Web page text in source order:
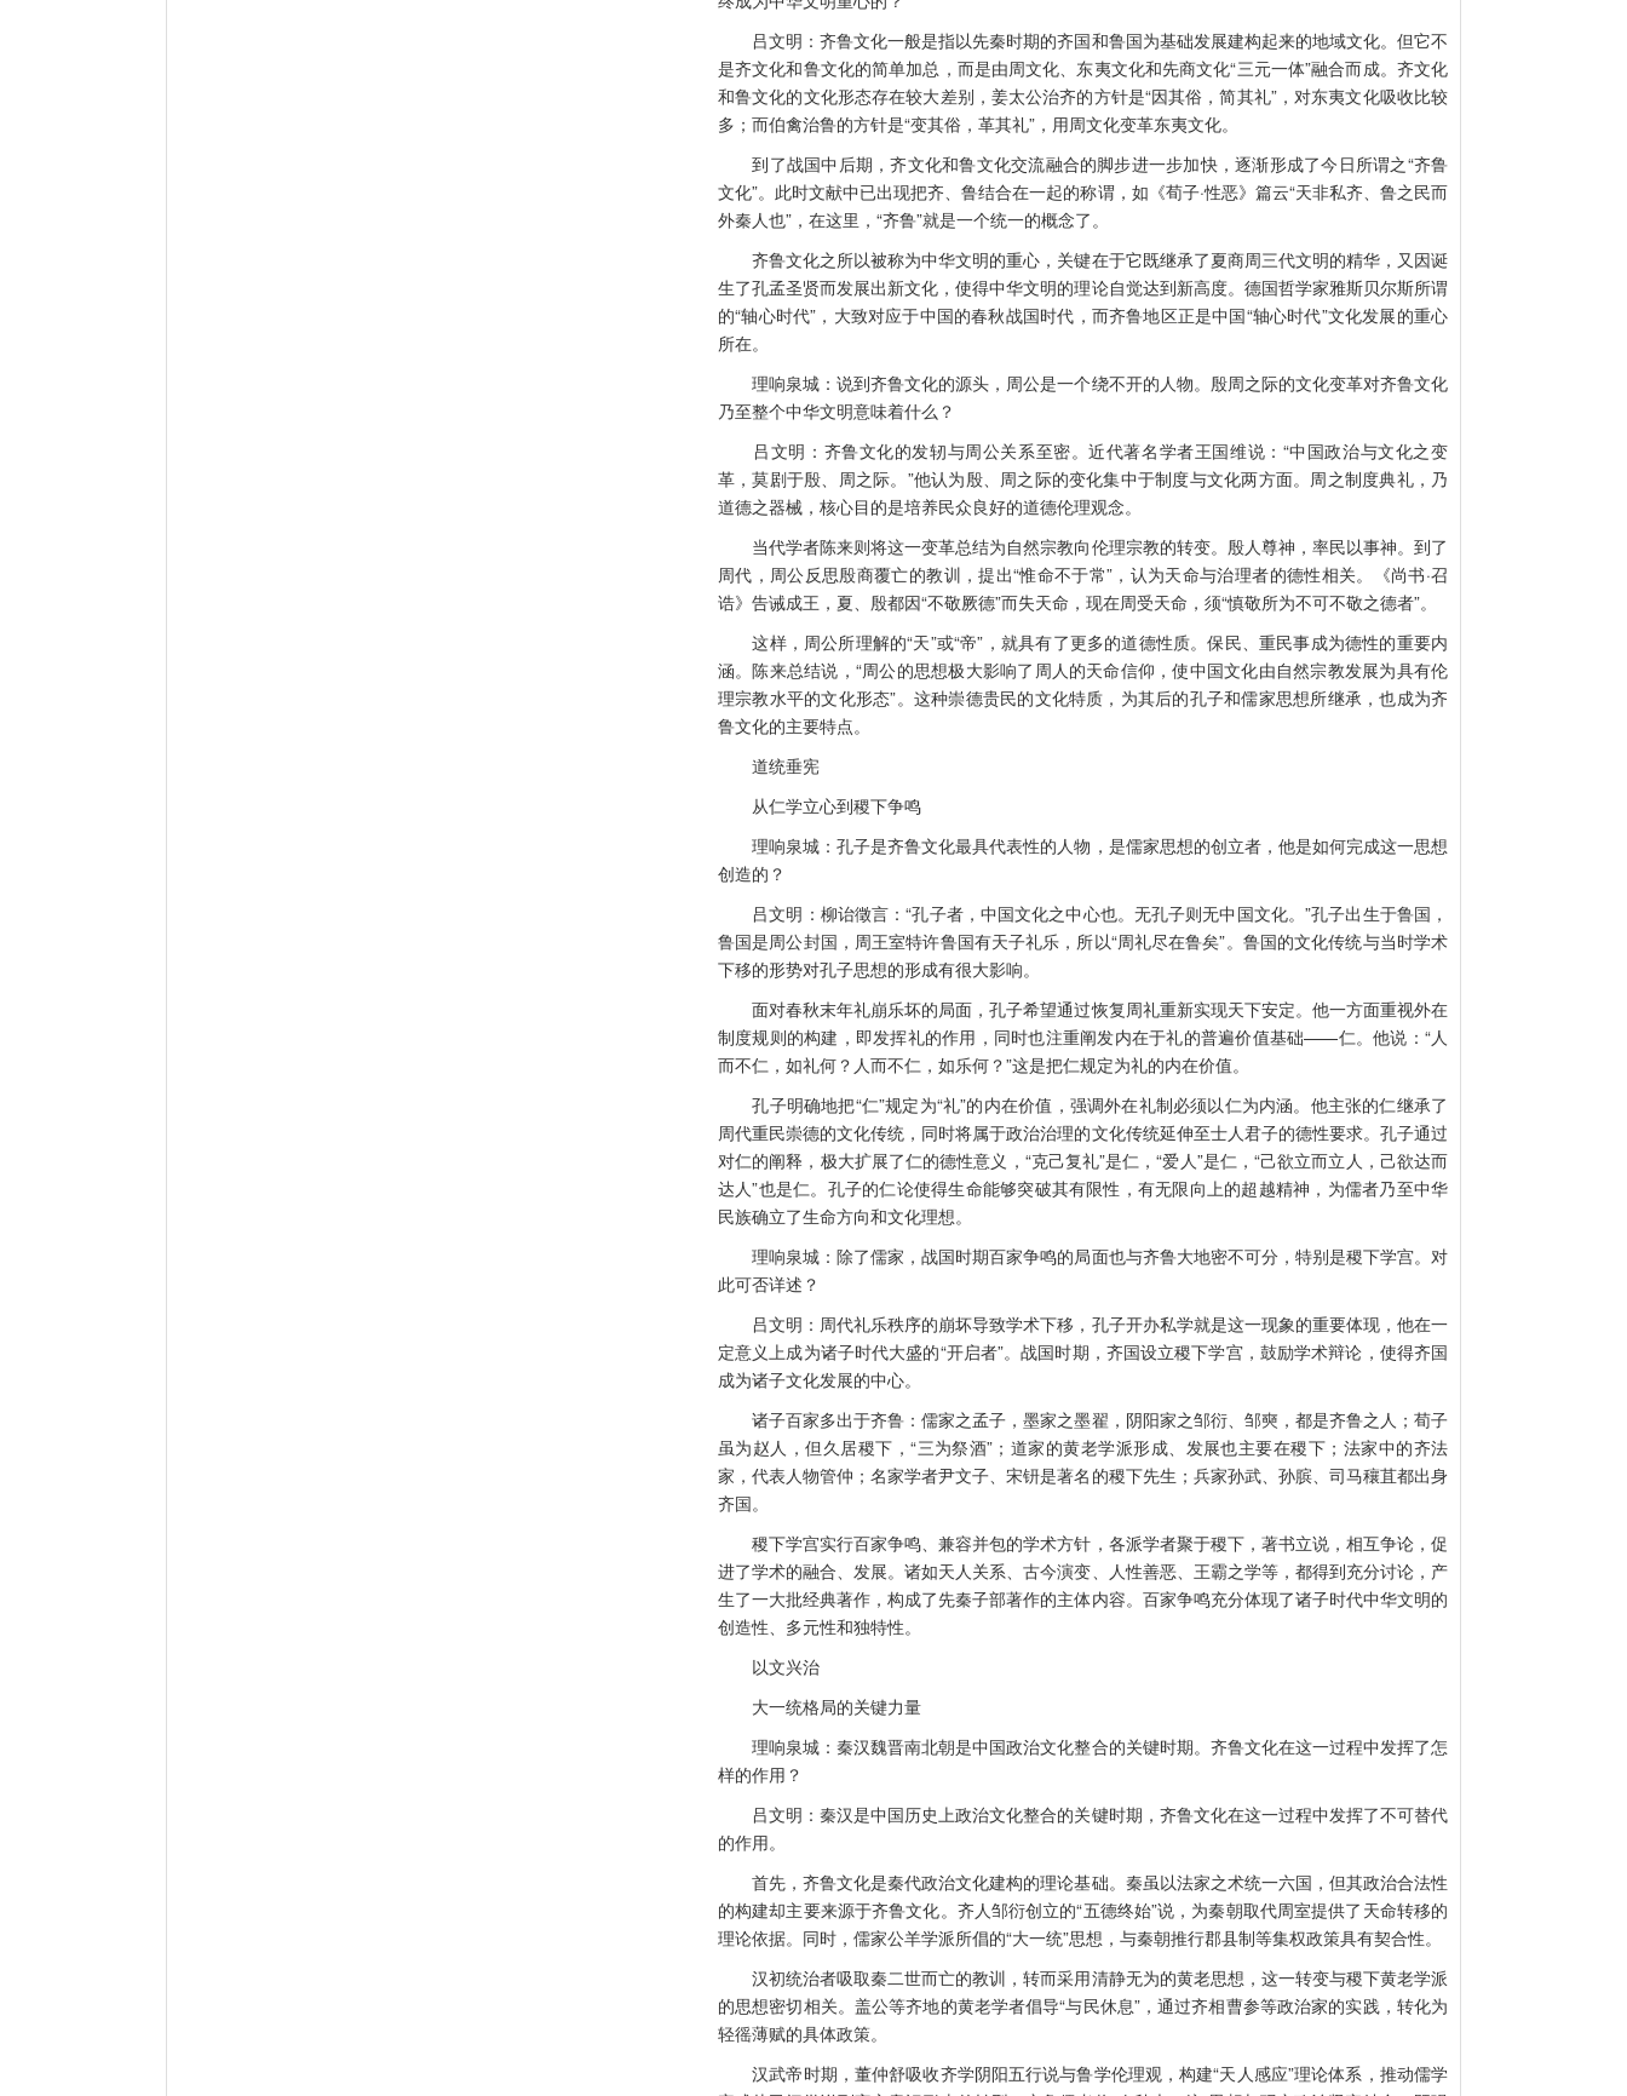
吕文明：齐鲁文化一般是指以先秦时期的齐国和鲁国为基础发展建构起来的地域文化。但它不
是齐文化和鲁文化的简单加总，而是由周文化、东夷文化和先商文化“三元一体”融合而成。齐文化
和鲁文化的文化形态存在较大差别，姜太公治齐的方针是“因其俗，简其礼”，对东夷文化吸收比较
多；而伯禽治鲁的方针是“变其俗，革其礼”，用周文化变革东夷文化。
到了战国中后期，齐文化和鲁文化交流融合的脚步进一步加快，逐渐形成了今日所谓之“齐鲁
文化”。此时文献中已出现把齐、鲁结合在一起的称谓，如《荀子·性恶》篇云“天非私齐、鲁之民而
外秦人也”，在这里，“齐鲁”就是一个统一的概念了。
齐鲁文化之所以被称为中华文明的重心，关键在于它既继承了夏商周三代文明的精华，又因诞
生了孔孟圣贤而发展出新文化，使得中华文明的理论自觉达到新高度。德国哲学家雅斯贝尔斯所谓
的“轴心时代”，大致对应于中国的春秋战国时代，而齐鲁地区正是中国“轴心时代”文化发展的重心
所在。
理响泉城：说到齐鲁文化的源头，周公是一个绕不开的人物。殷周之际的文化变革对齐鲁文化
乃至整个中华文明意味着什么？
吕文明：齐鲁文化的发轫与周公关系至密。近代著名学者王国维说：“中国政治与文化之变
革，莫剧于殷、周之际。”他认为殷、周之际的变化集中于制度与文化两方面。周之制度典礼，乃
道德之器械，核心目的是培养民众良好的道德伦理观念。
当代学者陈来则将这一变革总结为自然宗教向伦理宗教的转变。殷人尊神，率民以事神。到了
周代，周公反思殷商覆亡的教训，提出“惟命不于常”，认为天命与治理者的德性相关。《尚书·召
诰》告诫成王，夏、殷都因“不敬厥德”而失天命，现在周受天命，须“慎敬所为不可不敬之德者”。
这样，周公所理解的“天”或“帝”，就具有了更多的道德性质。保民、重民事成为德性的重要内
涵。陈来总结说，“周公的思想极大影响了周人的天命信仰，使中国文化由自然宗教发展为具有伦
理宗教水平的文化形态”。这种崇德贵民的文化特质，为其后的孔子和儒家思想所继承，也成为齐
鲁文化的主要特点。
道统垂宪
从仁学立心到稷下争鸣
理响泉城：孔子是齐鲁文化最具代表性的人物，是儒家思想的创立者，他是如何完成这一思想
创造的？
吕文明：柳诒徵言：“孔子者，中国文化之中心也。无孔子则无中国文化。”孔子出生于鲁国，
鲁国是周公封国，周王室特许鲁国有天子礼乐，所以“周礼尽在鲁矣”。鲁国的文化传统与当时学术
下移的形势对孔子思想的形成有很大影响。
面对春秋末年礼崩乐坏的局面，孔子希望通过恢复周礼重新实现天下安定。他一方面重视外在
制度规则的构建，即发挥礼的作用，同时也注重阐发内在于礼的普遍价值基础——仁。他说：“人
而不仁，如礼何？人而不仁，如乐何？”这是把仁规定为礼的内在价值。
孔子明确地把“仁”规定为“礼”的内在价值，强调外在礼制必须以仁为内涵。他主张的仁继承了
周代重民崇德的文化传统，同时将属于政治治理的文化传统延伸至士人君子的德性要求。孔子通过
对仁的阐释，极大扩展了仁的德性意义，“克己复礼”是仁，“爱人”是仁，“己欲立而立人，己欲达而
达人”也是仁。孔子的仁论使得生命能够突破其有限性，有无限向上的超越精神，为儒者乃至中华
民族确立了生命方向和文化理想。
理响泉城：除了儒家，战国时期百家争鸣的局面也与齐鲁大地密不可分，特别是稷下学宫。对
此可否详述？
吕文明：周代礼乐秩序的崩坏导致学术下移，孔子开办私学就是这一现象的重要体现，他在一
定意义上成为诸子时代大盛的“开启者”。战国时期，齐国设立稷下学宫，鼓励学术辩论，使得齐国
成为诸子文化发展的中心。
诸子百家多出于齐鲁：儒家之孟子，墨家之墨翟，阴阳家之邹衍、邹奭，都是齐鲁之人；荀子
虽为赵人，但久居稷下，“三为祭酒”；道家的黄老学派形成、发展也主要在稷下；法家中的齐法
家，代表人物管仲；名家学者尹文子、宋钘是著名的稷下先生；兵家孙武、孙膑、司马穰苴都出身
齐国。
稷下学宫实行百家争鸣、兼容并包的学术方针，各派学者聚于稷下，著书立说，相互争论，促
进了学术的融合、发展。诸如天人关系、古今演变、人性善恶、王霸之学等，都得到充分讨论，产
生了一大批经典著作，构成了先秦子部著作的主体内容。百家争鸣充分体现了诸子时代中华文明的
创造性、多元性和独特性。
以文兴治
大一统格局的关键力量
理响泉城：秦汉魏晋南北朝是中国政治文化整合的关键时期。齐鲁文化在这一过程中发挥了怎
样的作用？
吕文明：秦汉是中国历史上政治文化整合的关键时期，齐鲁文化在这一过程中发挥了不可替代
的作用。
首先，齐鲁文化是秦代政治文化建构的理论基础。秦虽以法家之术统一六国，但其政治合法性
的构建却主要来源于齐鲁文化。齐人邹衍创立的“五德终始”说，为秦朝取代周室提供了天命转移的
理论依据。同时，儒家公羊学派所倡的“大一统”思想，与秦朝推行郡县制等集权政策具有契合性。
汉初统治者吸取秦二世而亡的教训，转而采用清静无为的黄老思想，这一转变与稷下黄老学派
的思想密切相关。盖公等齐地的黄老学者倡导“与民休息”，通过齐相曹参等政治家的实践，转化为
轻徭薄赋的具体政策。
汉武帝时期，董仲舒吸收齐学阴阳五行说与鲁学伦理观，构建“天人感应”理论体系，推动儒学